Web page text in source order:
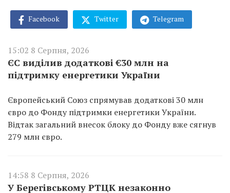
Facebook Twitter Telegram
15:02 8 Серпня, 2026
ЄС виділив додаткові €30 млн на
підтримку енергетики України
Європейський Союз спрямував додаткові 30 млн
євро до Фонду підтримки енергетики України.
Відтак загальний внесок блоку до Фонду вже сягнув
279 млн євро.
14:58 8 Серпня, 2026
У Берегівському РТЦК незаконно